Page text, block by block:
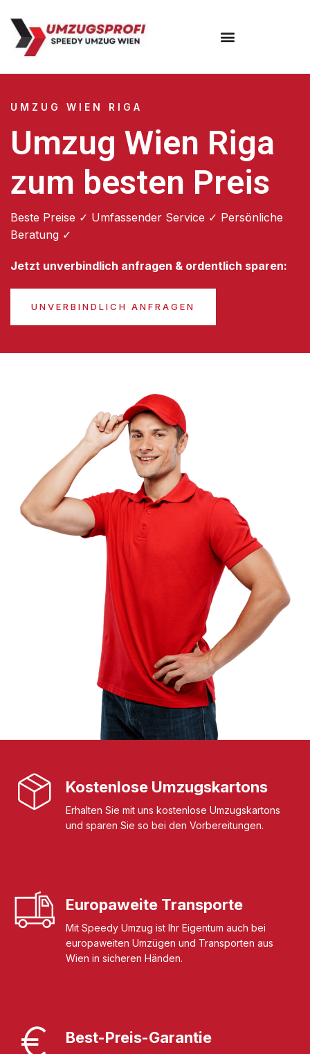
UMZUG WIEN RIGA
Umzug Wien Riga
zum besten Preis
Beste Preise ✓ Umfassender Service ✓ Persönliche
Beratung ✓
Jetzt unverbindlich anfragen & ordentlich sparen:
UNVERBINDLICH ANFRAGEN
Kostenlose Umzugskartons
Erhalten Sie mit uns kostenlose Umzugskartons
und sparen Sie so bei den Vorbereitungen.
Europaweite Transporte
Mit Speedy Umzug ist Ihr Eigentum auch bei
europaweiten Umzügen und Transporten aus
Wien in sicheren Händen.
Best-Preis-Garantie